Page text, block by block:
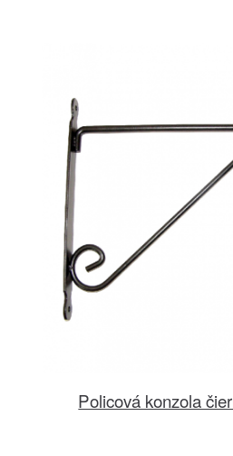
Policová konzola